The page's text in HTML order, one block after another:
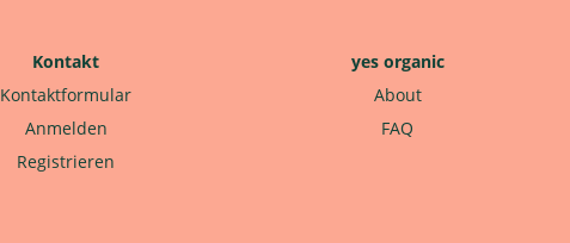
Kontakt
Kontaktformular
Anmelden
Registrieren
yes organic
About
FAQ